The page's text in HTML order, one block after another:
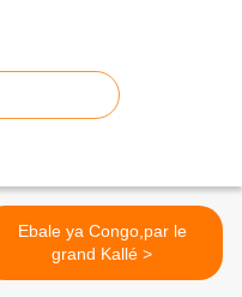
Ebale ya Congo,par le
grand Kallé >